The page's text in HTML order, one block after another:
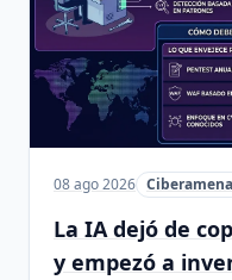
08 ago 2026
La IA dejó de
y empezó a